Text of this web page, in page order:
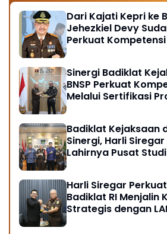
Dari Kajati Kepri ke
Jehezkiel Devy
Perkuat
Sinergi Badiklat
BNSP Perkuat
Melalui Sertifikasi
Badiklat Kejaksaan
Sinergi, Harli
Lahirnya Pusat
Harli Siregar
Badiklat RI Menjalin
Strategis dengan